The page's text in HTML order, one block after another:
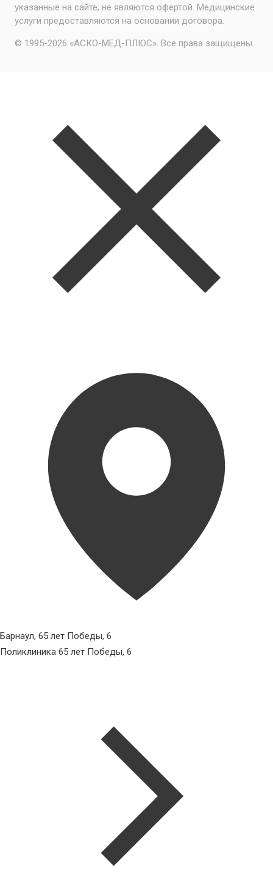
указанные на сайте, не являются офертой. Медицинские
услуги предоставляются на основании договора.
© 1995-2026 «АСКО-МЕД-ПЛЮС». Все права защищены.